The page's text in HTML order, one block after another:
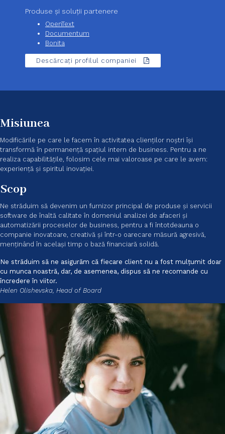
Produse și soluții partenere
OpenText
Documentum
Bonita
Descărcați profilul companiei
Misiunea
Modificările pe care le facem în activitatea clienților noștri își
transformă în permanență spațiul intern de business. Pentru a ne
realiza capabilitățile, folosim cele mai valoroase pe care le avem:
experiență și spiritul inovației.
Scop
Ne străduim să devenim un furnizor principal de produse și servicii
software de înaltă calitate în domeniul analizei de afaceri și
automatizării proceselor de business, pentru a fi întotdeauna o
companie inovatoare, creativă și într-o oarecare măsură agresivă,
menținând în același timp o bază financiară solidă.
Ne străduim să ne asigurăm că fiecare client nu a fost mulțumit doar
cu munca noastră, dar, de asemenea, dispus să ne recomande cu
încredere în viitor.
Helen Olishevska, Head of Board